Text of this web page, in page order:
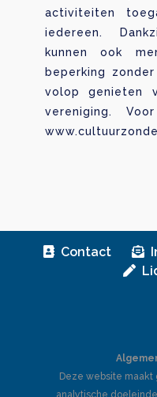
activiteiten
iedereen.
kunnen ook
beperking
volop genieten
vereniging.
Contact
Deze website maakt
analytische